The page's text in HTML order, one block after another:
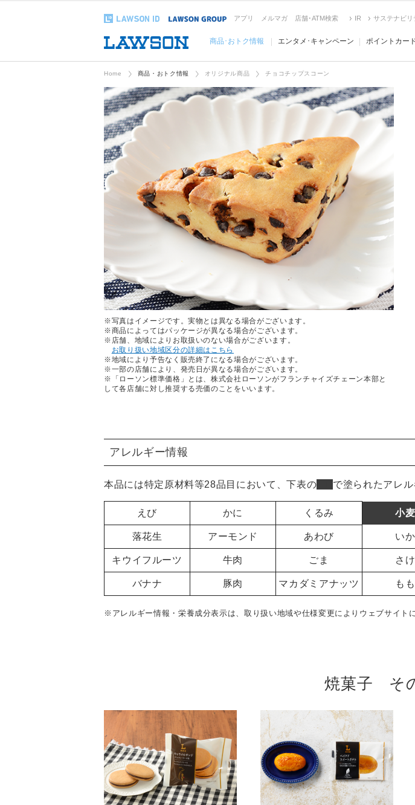
アプリ メルマガ 店舗･ATM検索 IR サステナビリ
商品･おトク情報 エンタメ･キャンペーン ポイントカー
Home 商品・おトク情報 オリジナル商品 チョコチップスコーン
※写真はイメージです。実物とは異なる場合がございます。
※商品によってはパッケージが異なる場合がございます。
※店舗、地域によりお取扱いのない場合がございます。
お取り扱い地域区分の詳細はこちら
※地域により予告なく販売終了になる場合がございます。
※一部の店舗により、発売日が異なる場合がございます。
※「ローソン標準価格」とは、株式会社ローソンがフランチャイズチェーン本部と
して各店舗に対し推奨する売価のことをいいます。
アレルギー情報
本品には特定原材料等28品目において、下表の で塗られたアレ
えび かに くるみ 小麦
落花生 アーモンド あわび いか
キウイフルーツ 牛肉 ごま さけ
バナナ 豚肉 マカダミアナッツ もも
※アレルギー情報・栄養成分表示は、取り扱い地域や仕様変更によりウェブサイト
焼菓子 そ